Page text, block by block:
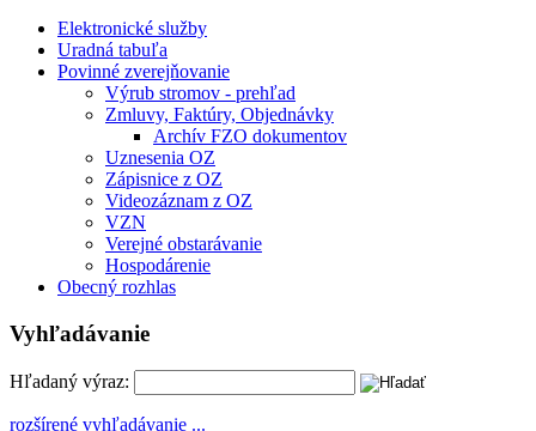
Elektronické služby
Uradná tabuľa
Povinné zverejňovanie
Výrub stromov - prehľad
Zmluvy, Faktúry, Objednávky
Archív FZO dokumentov
Uznesenia OZ
Zápisnice z OZ
Videozáznam z OZ
VZN
Verejné obstarávanie
Hospodárenie
Obecný rozhlas
Vyhľadávanie
Hľadaný výraz:
rozšírené vyhľadávanie ...